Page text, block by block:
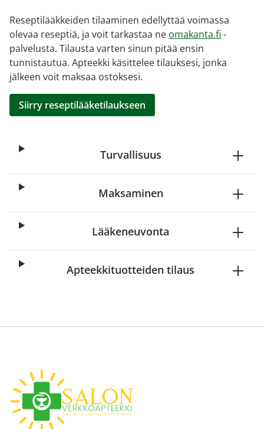
Reseptilääkkeiden tilaaminen edellyttää voimassa
olevaa reseptiä, ja voit tarkastaa ne omakanta.fi -
palvelusta. Tilausta varten sinun pitää ensin
tunnistautua. Apteekki käsittelee tilauksesi, jonka
jälkeen voit maksaa ostoksesi.
Siirry reseptilääketilaukseen
Turvallisuus
Maksaminen
Lääkeneuvonta
Apteekkituotteiden tilaus